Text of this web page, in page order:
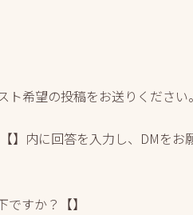
希望の投稿をお送りください。
】内に回答を入力し、DMをお
すか？【】